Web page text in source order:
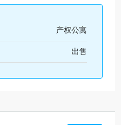
产权公寓
出售